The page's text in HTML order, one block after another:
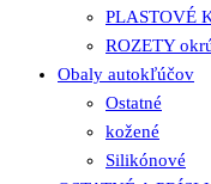
PLASTOVÉ
ROZETY
Obaly autokľúčov
Ostatné
kožené
Silikónové